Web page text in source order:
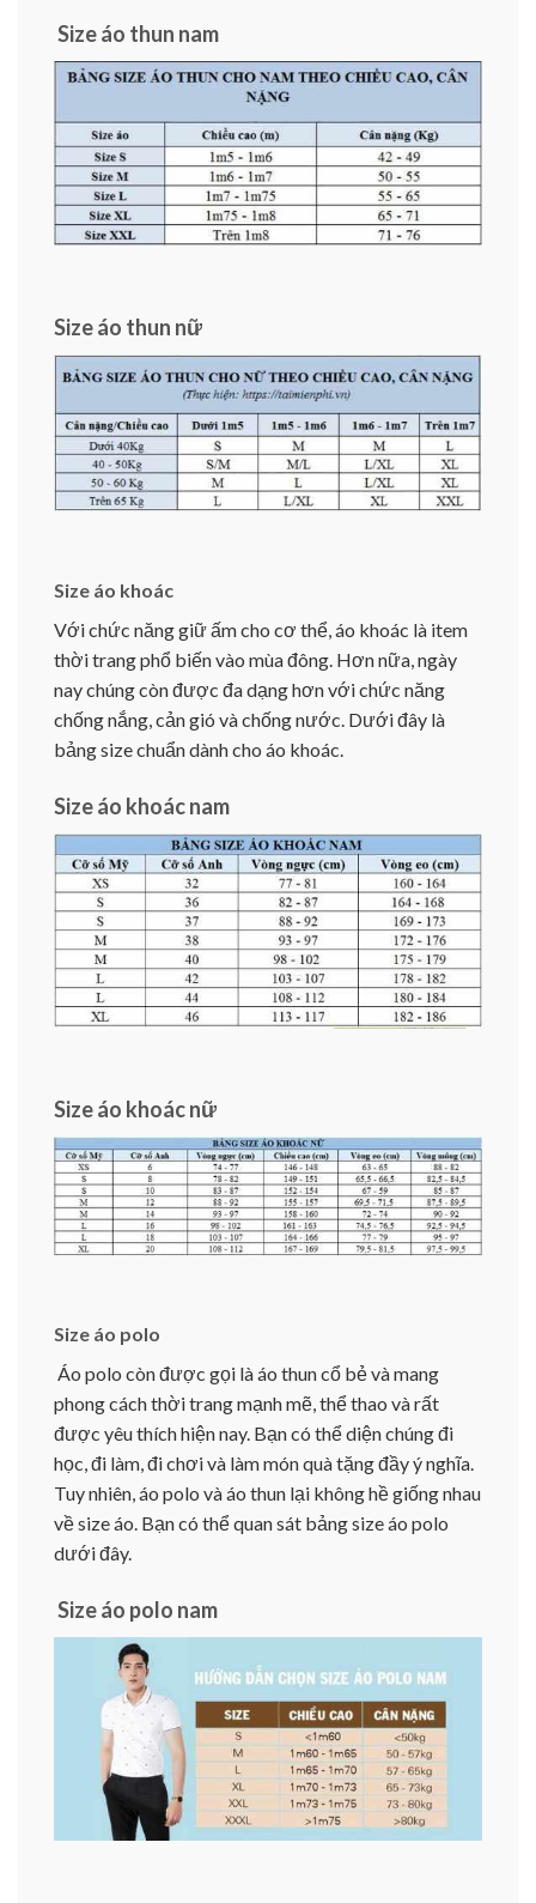
Size áo thun nam
Size áo thun nữ
Size áo khoác
Với chức năng giữ ấm cho cơ thể, áo khoác là item
thời trang phổ biến vào mùa đông. Hơn nữa, ngày
nay chúng còn được đa dạng hơn với chức năng
chống nắng, cản gió và chống nước. Dưới đây là
bảng size chuẩn dành cho áo khoác.
Size áo khoác nam
Size áo khoác nữ
Size áo polo
Áo polo còn được gọi là áo thun cổ bẻ và mang
phong cách thời trang mạnh mẽ, thể thao và rất
được yêu thích hiện nay. Bạn có thể diện chúng đi
học, đi làm, đi chơi và làm món quà tặng đầy ý nghĩa.
Tuy nhiên, áo polo và áo thun lại không hề giống nhau
về size áo. Bạn có thể quan sát bảng size áo polo
dưới đây.
Size áo polo nam